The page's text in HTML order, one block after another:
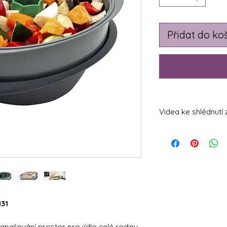
Přidat do
Videa ke shlédnutí